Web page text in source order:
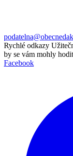
Rychlé odkazy
by se vám mohly
Facebook